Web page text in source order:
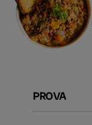
PROVA